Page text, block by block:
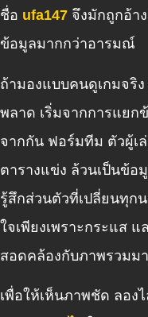
ชื่อ ufa147 จึงมักถูกอ้า
ข้อมูลมากกว่าอารมณ์
ถ้ามองแบบคนดูเกมจริง
พลาด เริ่มจากการแยก
จากกัน ฟอร์มทีม ตัวผู้เ
ตารางแข่ง ล้วนเป็นข้อ
รู้สึกส่วนตัวที่เปลี่ยนทุก
ใจเพียงเพราะกระแส แ
สอดคล้องกับภาพรวมม
เพื่อให้เห็นภาพชัด ลอง